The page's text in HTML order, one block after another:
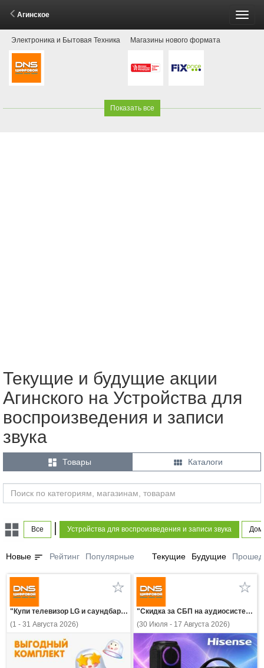
Агинское
Электроника и Бытовая Техника Магазины нового формата
Показать все
Текущие и будущие акции
Агинского на Устройства для
воспроизведения и записи
звука
 Товары  Каталоги
Все Устройства для воспроизведения и записи звука Дом
Новые sort Рейтинг Популярные Текущие Будущие
"Купи телевизор LG и саундбар - получи скидку!"
(1 - 31 Августа 2026)
"Скидка за СБП на аудиосистемы Hisense!"
(30 Июля - 17 Августа 2026)